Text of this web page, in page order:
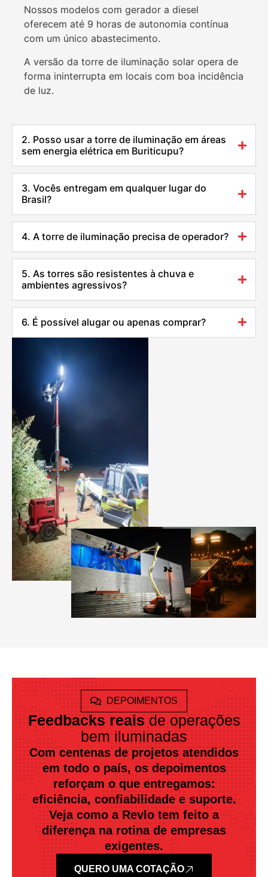
Nossos modelos com gerador a diesel
oferecem até 9 horas de autonomia contínua
com um único abastecimento.
A versão da torre de iluminação solar opera de
forma ininterrupta em locais com boa incidência
de luz.
2. Posso usar a torre de iluminação em áreas
sem energia elétrica em Buriticupu?
3. Vocês entregam em qualquer lugar do
Brasil?
4. A torre de iluminação precisa de operador?
5. As torres são resistentes à chuva e
ambientes agressivos?
6. É possível alugar ou apenas comprar?
DEPOIMENTOS
Feedbacks reaisde operações
bem iluminadas
Com centenas de projetos atendidos
em todo o país, os depoimentos
reforçam o que entregamos:
eficiência, confiabilidade e suporte.
Veja como a Revlo tem feito a
diferença na rotina de empresas
exigentes.
QUERO UMA COTAÇÃO